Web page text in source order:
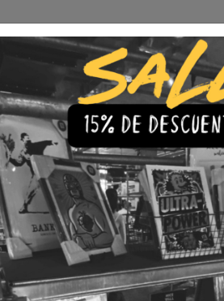
Precios de cuadros &
|
🇨🇱
💎
TAMAÑO
30x40